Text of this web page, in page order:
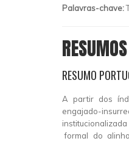
Palavras-chave:
RESUMOS
RESUMO
A partir dos
engajado-
formal do